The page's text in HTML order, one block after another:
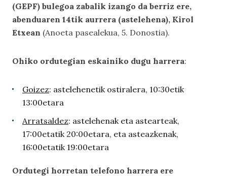
(GEPF) bulegoa zabalik izango da berriz ere,
abenduaren 14tik aurrera (astelehena), Kirol
Etxean (Anoeta pasealekua, 5. Donostia).
Ohiko ordutegian eskainiko dugu harrera:
Goizez: astelehenetik ostiralera, 10:30etik
13:00etara
Arratsaldez: astelehenak eta astearteak,
17:00etatik 20:00etara, eta asteazkenak,
16:00etatik 19:00etara
Ordutegi horretan telefono harrera ere